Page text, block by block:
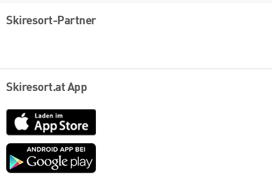
Skiresort-Partner
Skiresort.at App
App
Store
Google